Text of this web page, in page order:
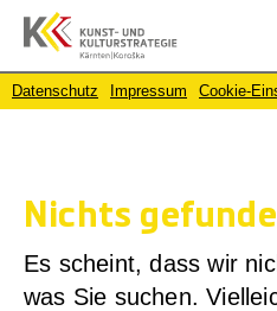
Nichts
Es scheint, dass wir
was Sie suchen.
Datenschutz Impressum Cookie-